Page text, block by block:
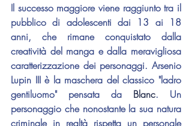
Il successo maggiore viene raggiunto tra il
pubblico di adolescenti dai 13 ai 18
anni, che rimane conquistato dalla
creatività del manga e dalla meravigliosa
caratterizzazione dei personaggi. Arsenio
Lupin III è la maschera del classico "ladro
gentiluomo" pensata da Blanc. Un
personaggio che nonostante la sua natura
criminale in realtà rispetta un personale